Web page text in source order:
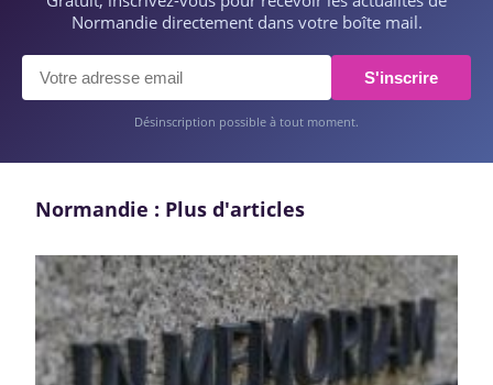
Normandie directement dans votre boîte mail.
S'inscrire
Désinscription possible à tout moment.
Normandie : Plus d'articles